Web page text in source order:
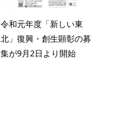
令和元年度「新しい東
北」復興・創生顕彰の募
集が9月2日より開始